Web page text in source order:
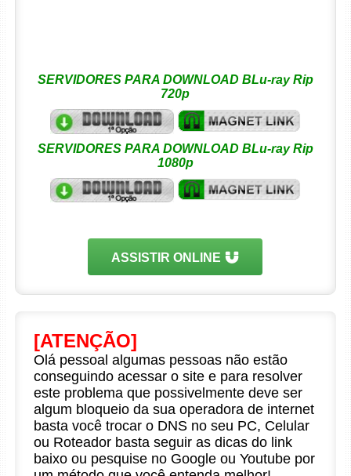
SERVIDORES PARA DOWNLOAD BLu-ray Rip
720p
SERVIDORES PARA DOWNLOAD BLu-ray Rip
1080p
ASSISTIR ONLINE
[ATENÇÃO]
Olá pessoal algumas pessoas não estão
conseguindo acessar o site e para resolver
este problema que possivelmente deve ser
algum bloqueio da sua operadora de internet
basta você trocar o DNS no seu PC, Celular
ou Roteador basta seguir as dicas do link
baixo ou pesquise no Google ou Youtube por